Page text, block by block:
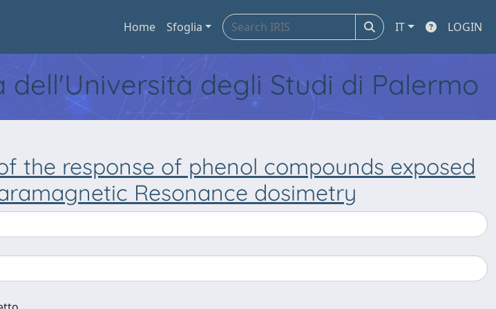
Home Sfoglia IT LOGIN
degli Studi di Palermo
the response of phenol compounds exposed
Resonance dosimetry